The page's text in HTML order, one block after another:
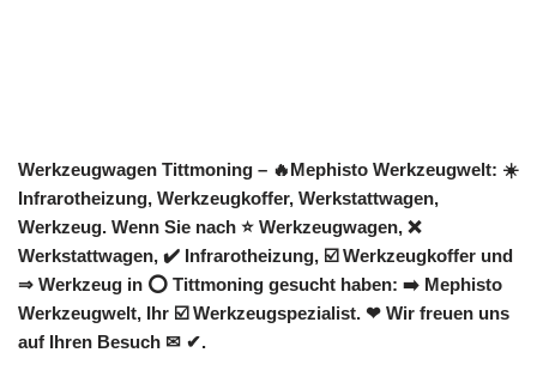
Werkzeugwagen Tittmoning – 🔥Mephisto Werkzeugwelt: ☀️
Infrarotheizung, Werkzeugkoffer, Werkstattwagen,
Werkzeug. Wenn Sie nach ⭐ Werkzeugwagen, ❌
Werkstattwagen, ✔️ Infrarotheizung, ☑️ Werkzeugkoffer und
⇒ Werkzeug in ⭕ Tittmoning gesucht haben: ➡️ Mephisto
Werkzeugwelt, Ihr ☑️ Werkzeugspezialist. ❤ Wir freuen uns
auf Ihren Besuch ✉ ✔.